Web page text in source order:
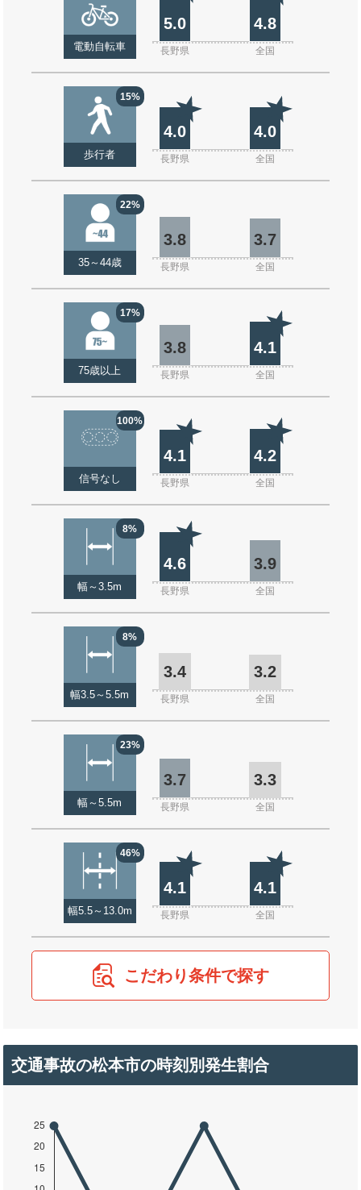
電動自転車
5.0 4.8
長野県 全国
15%
歩行者
4.0 4.0
長野県 全国
22%
35～44歳
3.8 3.7
長野県 全国
17%
75歳以上
3.8 4.1
長野県 全国
100%
信号なし
4.1 4.2
長野県 全国
8%
幅～3.5m
4.6 3.9
長野県 全国
8%
幅3.5～5.5m
3.4 3.2
長野県 全国
23%
幅～5.5m
3.7 3.3
長野県 全国
46%
幅5.5～13.0m
4.1 4.1
長野県 全国
こだわり条件で探す
交通事故の松本市の時刻別発生割合